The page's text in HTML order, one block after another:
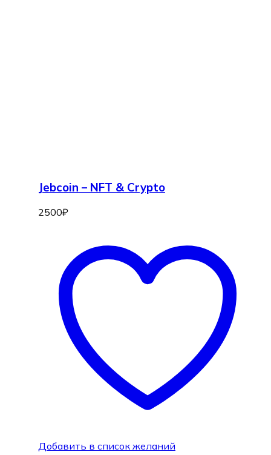
Jebcoin – NFT & Crypto
2500₽
Добавить в список желаний